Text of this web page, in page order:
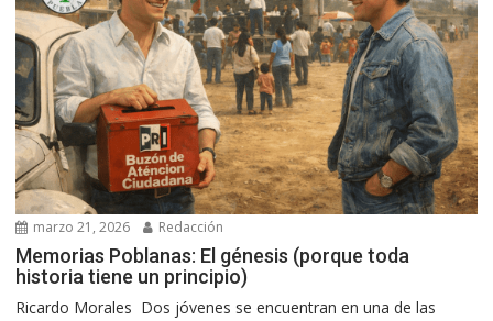
marzo 21, 2026 Redacción
Memorias Poblanas: El génesis (porque toda
historia tiene un principio)
Ricardo Morales Dos jóvenes se encuentran en una de las